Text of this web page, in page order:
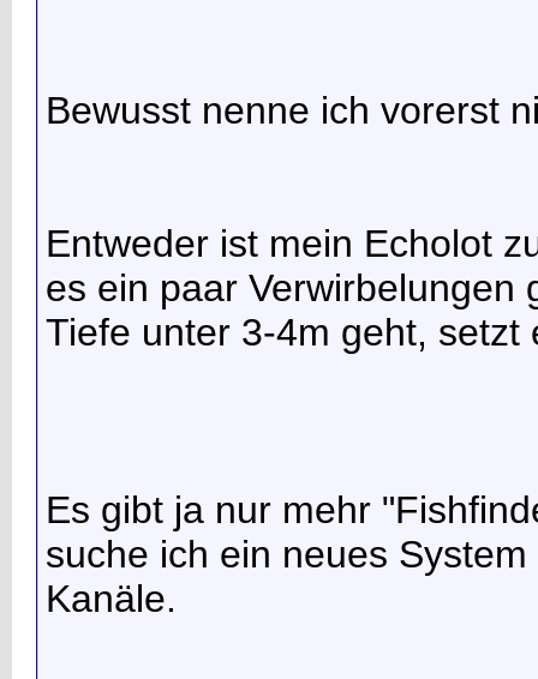
Bewusst nenne ich vorerst
Entweder ist mein Echolot
es ein paar Verwirbelungen
Tiefe unter 3-4m geht, setzt
Es gibt ja nur mehr
suche ich ein neues
Kanäle.